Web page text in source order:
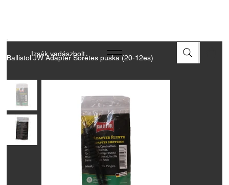
Izsák vadászbolt
Ballistol JW Adapter Sörétes puska (20-12es)